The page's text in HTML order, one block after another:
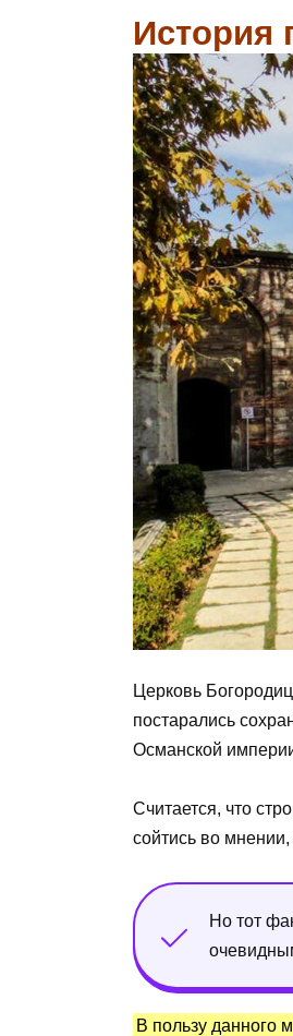
История
Церковь
постарались
Османской
Считается, что
сойтись во
Но тот
В пользу данного